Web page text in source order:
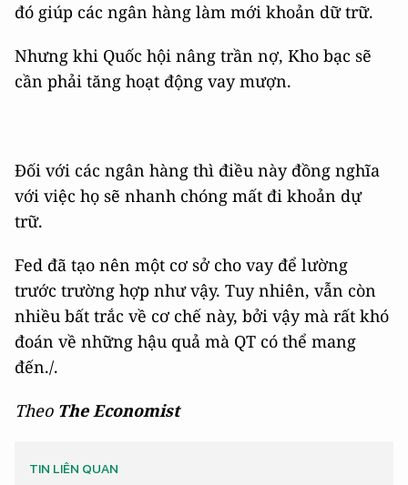
đó giúp các ngân hàng làm mới khoản dữ trữ.
Nhưng khi Quốc hội nâng trần nợ, Kho bạc sẽ
cần phải tăng hoạt động vay mượn.
Đối với các ngân hàng thì điều này đồng nghĩa
với việc họ sẽ nhanh chóng mất đi khoản dự
trữ.
Fed đã tạo nên một cơ sở cho vay để lường
trước trường hợp như vậy. Tuy nhiên, vẫn còn
nhiều bất trắc về cơ chế này, bởi vậy mà rất khó
đoán về những hậu quả mà QT có thể mang
đến./.
Theo The Economist
TIN LIÊN QUAN